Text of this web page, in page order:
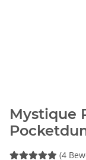
Mystique
(4